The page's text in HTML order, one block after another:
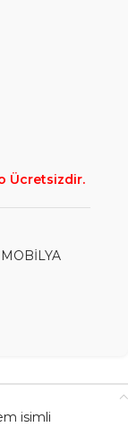
Ücretsizdir.
MOBİLYA
isimli